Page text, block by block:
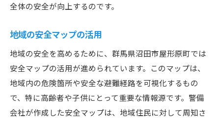
全体の安全が向上するのです。
地域の安全マップの活用
地域の安全を高めるために、群馬県沼田市屋形原町では
安全マップの活用が進められています。このマップは、
地域内の危険箇所や安全な避難経路を可視化するもの
で、特に高齢者や子供にとって重要な情報源です。警備
会社が作成した安全マップは、地域住民に対して周知さ